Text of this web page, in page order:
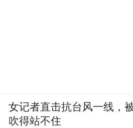
女记者直击抗台风一线，
吹得站不住